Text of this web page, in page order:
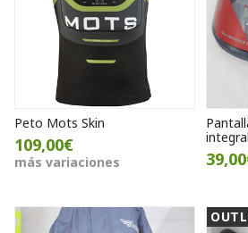
Peto Mots Skin
109,00€
más variaciones